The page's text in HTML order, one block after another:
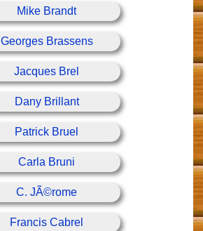
Mike Brandt
Georges Brassens
Jacques Brel
Dany Brillant
Patrick Bruel
Carla Bruni
C. JÃ©rome
Francis Cabrel